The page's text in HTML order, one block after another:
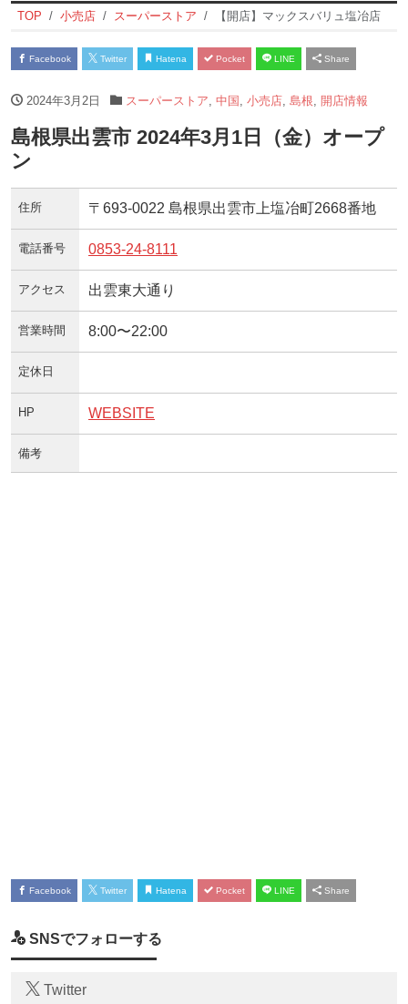
TOP 小売店 スーパーストア 【開店】マックスバリュ塩冶店
Facebook Twitter Hatena Pocket LINE Share
2024年3月2日 スーパーストア 中国 小売店, 島根 開店情報
島根県出雲市 2024年3月1日（金）オープ
ン
住所 〒693-0022 島根県出雲市上塩冶町2668番地
電話番号 0853-24-8111
アクセス 出雲東大通り
営業時間 8:00〜22:00
定休日
HP WEBSITE
備考
Facebook Twitter Hatena Pocket LINE Share
SNSでフォローする
Twitter